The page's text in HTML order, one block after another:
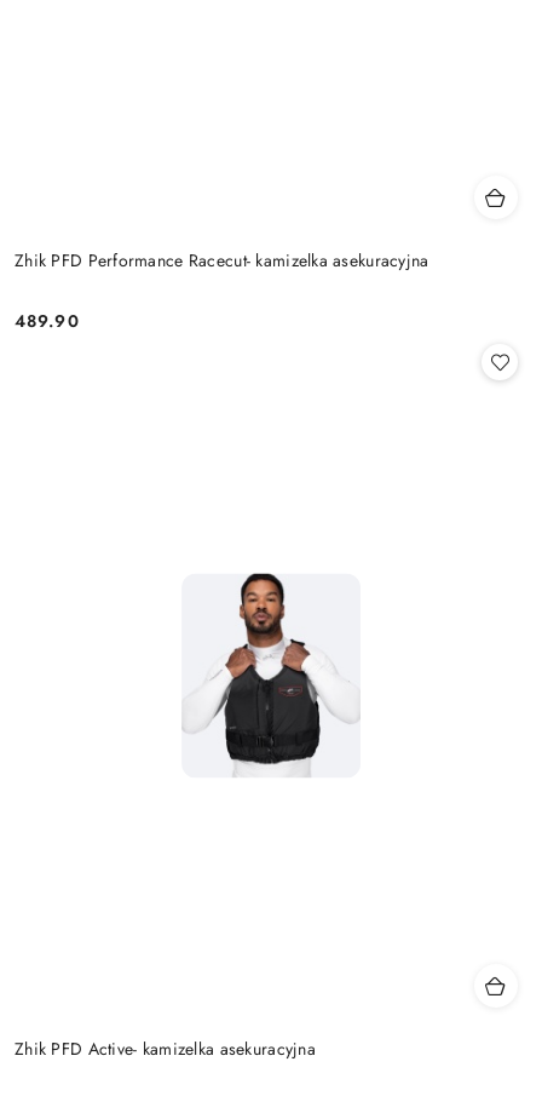
Zhik PFD Performance Racecut- kamizelka asekuracyjna
Cena:
489.90
Zhik PFD Active- kamizelka asekuracyjna